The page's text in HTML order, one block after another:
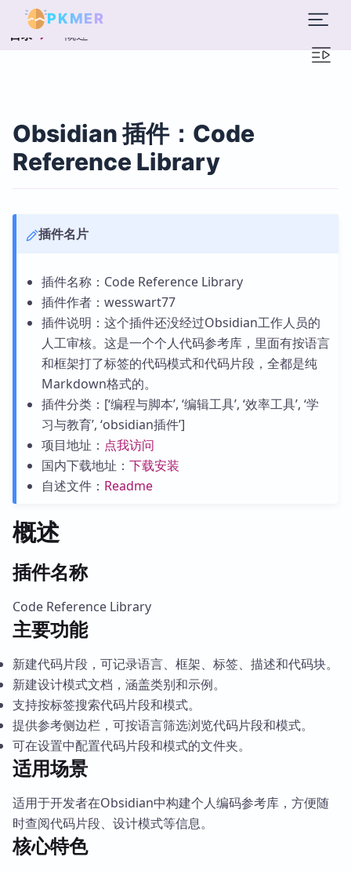
PKMER
目录 概述
Obsidian 插件：Code
Reference Library
插件名片
插件名称：Code Reference Library
插件作者：wesswart77
插件说明：这个插件还没经过Obsidian工作人员的
人工审核。这是一个个人代码参考库，里面有按语言
和框架打了标签的代码模式和代码片段，全都是纯
Markdown格式的。
插件分类：[‘编程与脚本’, ‘编辑工具’, ‘效率工具’, ‘学
习与教育’, ‘obsidian插件’]
项目地址： 点我访问
国内下载地址： 下载安装
自述文件： Readme
概述
插件名称
Code Reference Library
主要功能
新建代码片段，可记录语言、框架、标签、描述和代码块。
新建设计模式文档，涵盖类别和示例。
支持按标签搜索代码片段和模式。
提供参考侧边栏，可按语言筛选浏览代码片段和模式。
可在设置中配置代码片段和模式的文件夹。
适用场景
适用于开发者在Obsidian中构建个人编码参考库，方便随
时查阅代码片段、设计模式等信息。
核心特色